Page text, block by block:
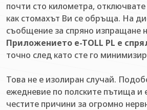
почти сто километра,
как стомахът Ви се обръща. На
съобщение за спряно изпращане
Приложението e-TOLL PL е
точно след като сте го
Това не е изолиран случай.
ежедневие по полските пътища и
честите причини за огромно